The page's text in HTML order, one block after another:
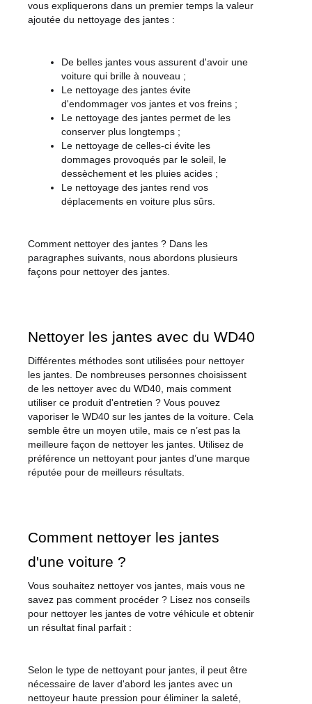
vous expliquerons dans un premier temps la valeur
ajoutée du nettoyage des jantes :
De belles jantes vous assurent d'avoir une
voiture qui brille à nouveau ;
Le nettoyage des jantes évite
d'endommager vos jantes et vos freins ;
Le nettoyage des jantes permet de les
conserver plus longtemps ;
Le nettoyage de celles-ci évite les
dommages provoqués par le soleil, le
dessèchement et les pluies acides ;
Le nettoyage des jantes rend vos
déplacements en voiture plus sûrs.
Comment nettoyer des jantes ? Dans les
paragraphes suivants, nous abordons plusieurs
façons pour nettoyer des jantes.
Nettoyer les jantes avec du WD40
Différentes méthodes sont utilisées pour nettoyer
les jantes. De nombreuses personnes choisissent
de les nettoyer avec du WD40, mais comment
utiliser ce produit d'entretien ? Vous pouvez
vaporiser le WD40 sur les jantes de la voiture. Cela
semble être un moyen utile, mais ce n’est pas la
meilleure façon de nettoyer les jantes. Utilisez de
préférence un nettoyant pour jantes d’une marque
réputée pour de meilleurs résultats.
Comment nettoyer les jantes
d'une voiture ?
Vous souhaitez nettoyer vos jantes, mais vous ne
savez pas comment procéder ? Lisez nos conseils
pour nettoyer les jantes de votre véhicule et obtenir
un résultat final parfait :
Selon le type de nettoyant pour jantes, il peut être
nécessaire de laver d'abord les jantes avec un
nettoyeur haute pression pour éliminer la saleté,